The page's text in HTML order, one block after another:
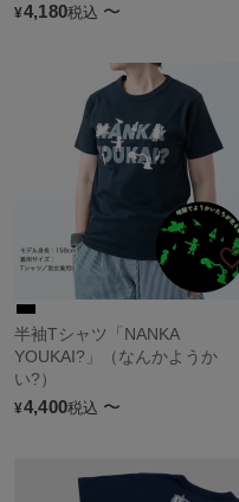
¥4,180税込 〜
半袖Tシャツ「NANKA
YOUKAI?」（なんかようか
い?）
¥4,400税込 〜